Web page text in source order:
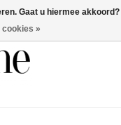
0 Artikelen - €0,00
Gaat u hiermee akkoord?
cookies »